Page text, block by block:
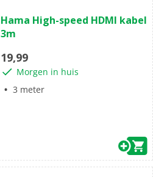
van
de
sterren.
Hama High-speed HDMI kabel
3m
19,99
Morgen in huis
3 meter